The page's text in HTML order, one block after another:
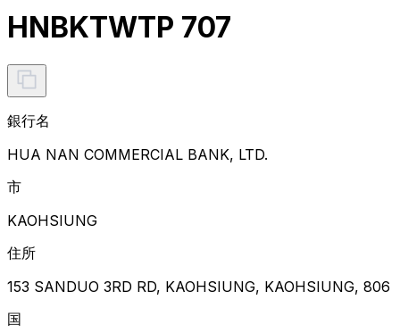
HNBKTWTP 707
銀行名
HUA NAN COMMERCIAL BANK, LTD.
市
KAOHSIUNG
住所
153 SANDUO 3RD RD, KAOHSIUNG, KAOHSIUNG, 806
国